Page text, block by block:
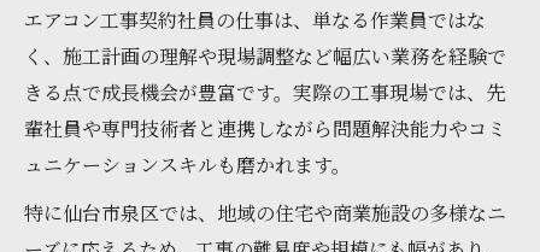
エアコン工事契約社員の仕事は、単なる作業員ではな
く、施工計画の理解や現場調整など幅広い業務を経験で
きる点で成長機会が豊富です。実際の工事現場では、先
輩社員や専門技術者と連携しながら問題解決能力やコミ
ュニケーションスキルも磨かれます。
特に仙台市泉区では、地域の住宅や商業施設の多様なニ